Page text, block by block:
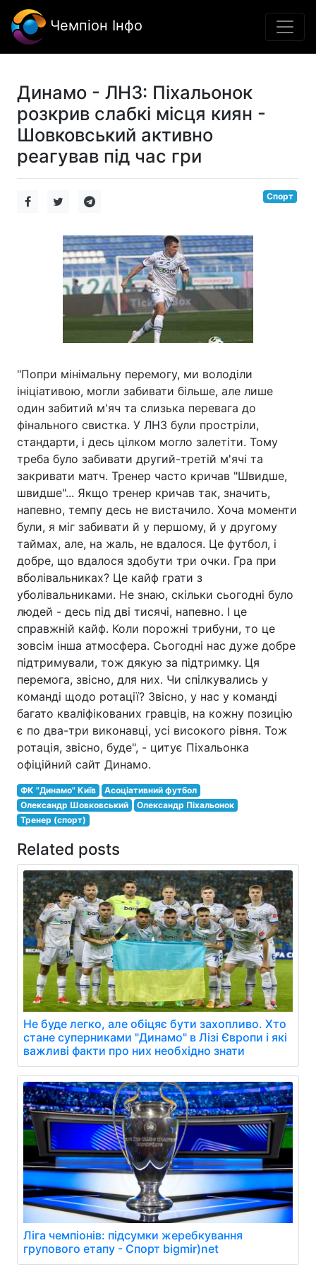
Чемпіон Інфо
Динамо - ЛНЗ: Піхальонок
розкрив слабкі місця киян -
Шовковський активно
реагував під час гри
Спорт
"Попри мінімальну перемогу, ми володіли
ініціативою, могли забивати більше, але лише
один забитий м'яч та слизька перевага до
фінального свистка. У ЛНЗ були простріли,
стандарти, і десь цілком могло залетіти. Тому
треба було забивати другий-третій м'ячі та
закривати матч. Тренер часто кричав "Швидше,
швидше"... Якщо тренер кричав так, значить,
напевно, темпу десь не вистачило. Хоча моменти
були, я міг забивати й у першому, й у другому
таймах, але, на жаль, не вдалося. Це футбол, і
добре, що вдалося здобути три очки. Гра при
вболівальниках? Це кайф грати з
уболівальниками. Не знаю, скільки сьогодні було
людей - десь під дві тисячі, напевно. І це
справжній кайф. Коли порожні трибуни, то це
зовсім інша атмосфера. Сьогодні нас дуже добре
підтримували, тож дякую за підтримку. Ця
перемога, звісно, для них. Чи спілкувались у
команді щодо ротації? Звісно, у нас у команді
багато кваліфікованих гравців, на кожну позицію
є по два-три виконавці, усі високого рівня. Тож
ротація, звісно, буде", - цитує Піхальонка
офіційний сайт Динамо.
ФК "Динамо" Київ
Асоціативний футбол
Олександр Шовковський
Олександр Піхальонок
Тренер (спорт)
Related posts
Не буде легко, але обіцяє бути захопливо. Хто
стане суперниками "Динамо" в Лізі Європи і які
важливі факти про них необхідно знати
Ліга чемпіонів: підсумки жеребкування
групового етапу - Спорт bigmir)net